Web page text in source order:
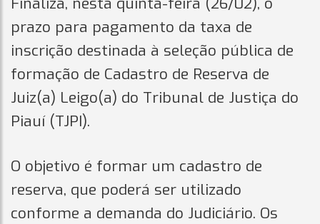
prazo para pagamento da taxa de
inscrição destinada à seleção pública de
formação de Cadastro de Reserva de
Juiz(a) Leigo(a) do Tribunal de Justiça do
Piauí (TJPI).
O objetivo é formar um cadastro de
reserva, que poderá ser utilizado
conforme a demanda do Judiciário. Os